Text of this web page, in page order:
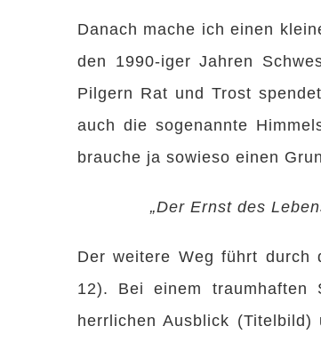
Danach mache ich einen
den 1990-iger Jahren
Pilgern Rat und Trost
auch die sogenannte
brauche ja sowieso einen
„Der Ernst des
Der weitere Weg führt durch
12). Bei einem traumhaften
herrlichen Ausblick